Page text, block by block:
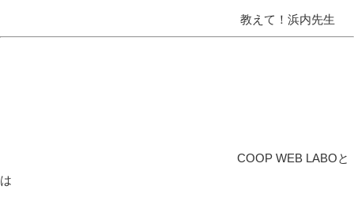
教えて！浜内先生
COOP WEB LABOと
は